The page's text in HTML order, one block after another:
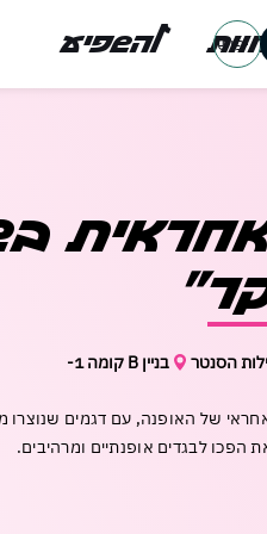
להשפיע
משתמש
משתמש
דאגנו לכם
להרשמה
הסנטר בניין B קומה 1-
של האופנה, עם דגמים שנוצרו
לבגדים אופנתיים ומרהיבים.